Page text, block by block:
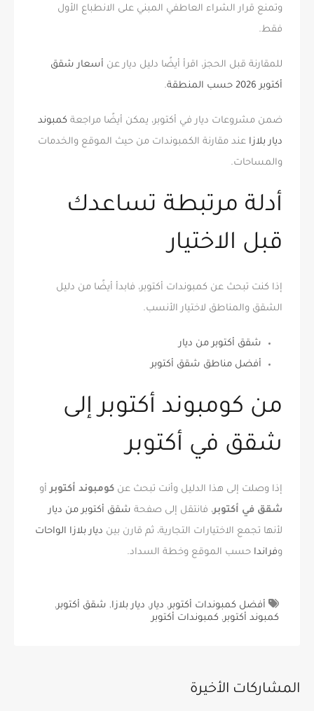
وتمنع قرار الشراء العاطفي المبني على الانطباع الأول
فقط.
للمقارنة قبل الحجز، اقرأ أيضًا دليل ديار عن أسعار شقق
أكتوبر 2026 حسب المنطقة
.
ضمن مشروعات ديار في أكتوبر، يمكن أيضًا مراجعة كمبوند
ديار بلازا عند مقارنة الكمبوندات من حيث الموقع والخدمات
والمساحات.
أدلة مرتبطة تساعدك
قبل الاختيار
إذا كنت تبحث عن كمبوندات أكتوبر، فابدأ أيضًا من دليل
الشقق والمناطق لاختيار الأنسب.
شقق أكتوبر من ديار
أفضل مناطق شقق أكتوبر
من كومبوند أكتوبر إلى
شقق في أكتوبر
إذا وصلت إلى هذا الدليل وأنت تبحث عن كومبوند أكتوبر أو
شقق في أكتوبر، فانتقل إلى صفحة شقق أكتوبر من ديار
لأنها تجمع الاختيارات التجارية، ثم قارن بين ديار بلازا الواحات
وفراندا حسب الموقع وخطة السداد.
أفضل كمبوندات أكتوبر , ديار , ديار بلازا, شقق أكتوبر ,
كمبوند أكتوبر , كمبوندات أكتوبر
المشاركات الأخيرة